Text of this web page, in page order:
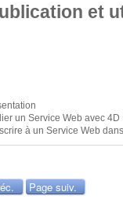
et
un Service Web avec 4D
à un Service Web
Page suiv.